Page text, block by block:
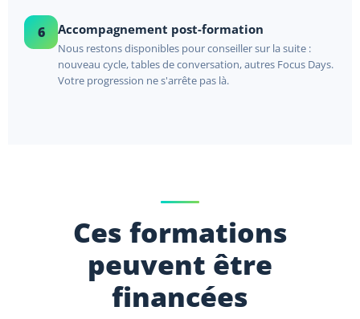
6 Accompagnement post-formation
Nous restons disponibles pour conseiller sur la suite :
nouveau cycle, tables de conversation, autres Focus Days.
Votre progression ne s'arrête pas là.
Ces formations
peuvent être
financées